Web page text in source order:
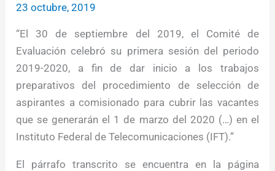
23 octubre, 2019
“El 30 de septiembre del 2019, el Comité de
Evaluación celebró su primera sesión del periodo
2019-2020, a fin de dar inicio a los trabajos
preparativos del procedimiento de selección de
aspirantes a comisionado para cubrir las vacantes
que se generarán el 1 de marzo del 2020 (…) en el
Instituto Federal de Telecomunicaciones (IFT).”
El párrafo transcrito se encuentra en la página